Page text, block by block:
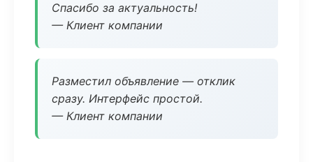
Спасибо за актуальность!
— Клиент компании
Разместил объявление — отклик
сразу. Интерфейс простой.
— Клиент компании